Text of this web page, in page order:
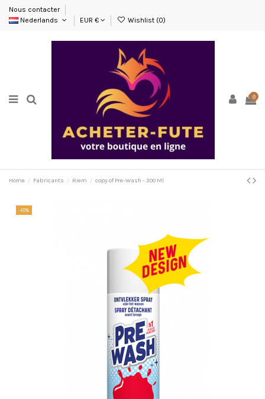
Nous contacter
Nederlands
EUR € Wishlist (0)
0
Home Fabricants Riem copy of Pre-Wash - 300 Ml
-10%